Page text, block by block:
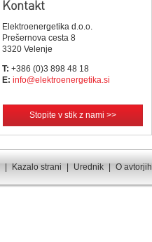
Kontakt
Elektroenergetika d.o.o.
Prešernova cesta 8
3320 Velenje
T: +386 (0)3 898 48 18
E: info@elektroenergetika.si
Stopite v stik z nami >>
Kazalo strani Urednik O avtorjih